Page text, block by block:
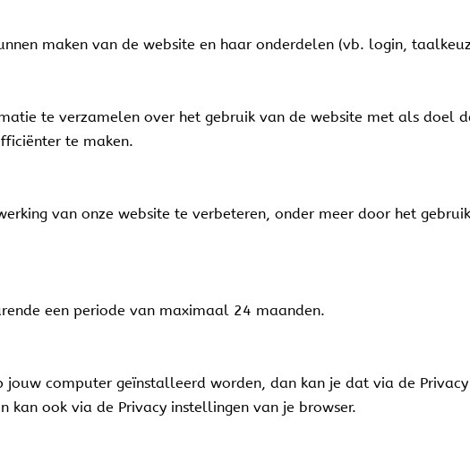
maken van de website en haar onderdelen (vb. login,
te verzamelen over het gebruik van de website met als doel
te maken.
van onze website te verbeteren, onder meer door het
een periode van maximaal 24 maanden.
computer geïnstalleerd worden, dan kan je dat via de
kan ook via de Privacy instellingen van je browser.